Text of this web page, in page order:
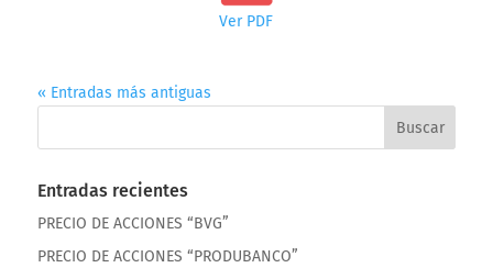
Ver PDF
« Entradas más antiguas
Entradas recientes
PRECIO DE ACCIONES “BVG”
PRECIO DE ACCIONES “PRODUBANCO”